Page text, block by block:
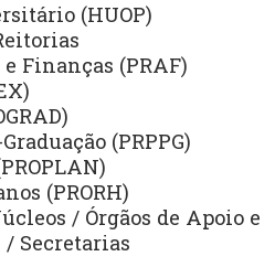
(HUOP)
Finanças (PRAF)
(PRPPG)
(PRORH)
/ Órgãos de Apoio e
Secretarias